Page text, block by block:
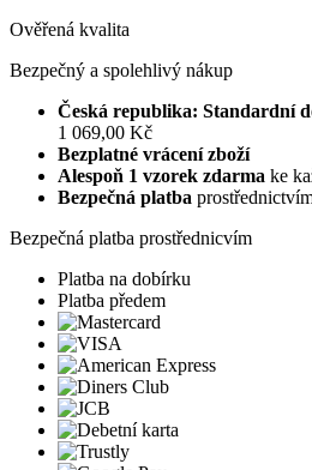
Ověřená kvalita
Bezpečný a spolehlivý nákup
Česká republika: Standardní
1 069,00 Kč
Bezplatné vrácení zboží
Alespoň 1 vzorek zdarma ke
Bezpečná platba
Bezpečná platba prostřednicvím
Platba na dobírku
Platba předem